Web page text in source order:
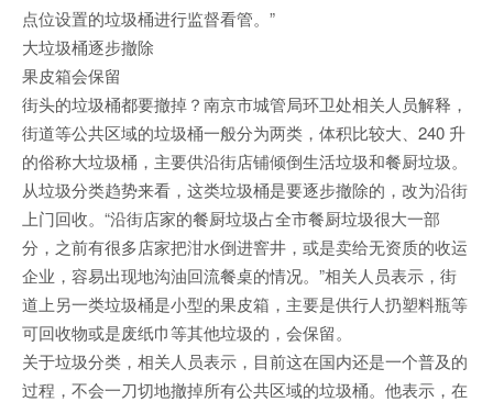
点位设置的垃圾桶进行监督看管。”
大垃圾桶逐步撤除
果皮箱会保留
街头的垃圾桶都要撤掉？南京市城管局环卫处相关人员解释，
街道等公共区域的垃圾桶一般分为两类，体积比较大、240 升
的俗称大垃圾桶，主要供沿街店铺倾倒生活垃圾和餐厨垃圾。
从垃圾分类趋势来看，这类垃圾桶是要逐步撤除的，改为沿街
上门回收。“沿街店家的餐厨垃圾占全市餐厨垃圾很大一部
分，之前有很多店家把泔水倒进窨井，或是卖给无资质的收运
企业，容易出现地沟油回流餐桌的情况。”相关人员表示，街
道上另一类垃圾桶是小型的果皮箱，主要是供行人扔塑料瓶等
可回收物或是废纸巾等其他垃圾的，会保留。
关于垃圾分类，相关人员表示，目前这在国内还是一个普及的
过程，不会一刀切地撤掉所有公共区域的垃圾桶。他表示，在